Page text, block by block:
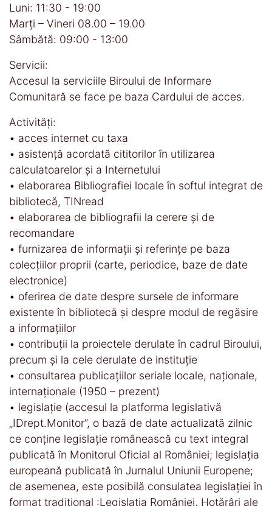
Luni: 11:30 - 19:00
Marți – Vineri 08.00 – 19.00
Sâmbătă: 09:00 - 13:00
Servicii:
Accesul la serviciile Biroului de Informare
Comunitară se face pe baza Cardului de acces.
Activităţi:
• acces internet cu taxa
• asistenţă acordată cititorilor în utilizarea
calculatoarelor şi a Internetului
• elaborarea Bibliografiei locale în softul integrat de
bibliotecă, TINread
• elaborarea de bibliografii la cerere şi de
recomandare
• furnizarea de informaţii şi referinţe pe baza
colecţiilor proprii (carte, periodice, baze de date
electronice)
• oferirea de date despre sursele de informare
existente în bibliotecă şi despre modul de regăsire
a informaţiilor
• contribuţii la proiectele derulate în cadrul Biroului,
precum şi la cele derulate de instituţie
• consultarea publicaţiilor seriale locale, naţionale,
internaţionale (1950 – prezent)
• legislaţie (accesul la platforma legislativă
„IDrept.Monitor”, o bază de date actualizată zilnic
ce conţine legislaţie românească cu text integral
publicată în Monitorul Oficial al României; legislaţia
europeană publicată în Jurnalul Uniunii Europene;
de asemenea, este posibilă consulatea legislaţiei în
format tradiţional :Legislaţia României, Hotărâri ale